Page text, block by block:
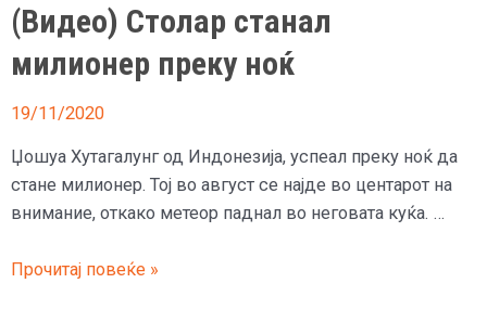
(Видео) Столар станал
милионер преку ноќ
19/11/2020
Џошуа Хутагалунг од Индонезија, успеал преку ноќ да
стане милионер. Тој во август се најде во центарот на
внимание, откако метеор паднал во неговата куќа. …
(Видео)
Прочитај повеќе »